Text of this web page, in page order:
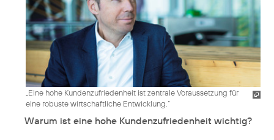
„Eine hohe Kundenzufriedenheit ist zentrale Voraussetzung für
eine robuste wirtschaftliche Entwicklung.“
Warum ist eine hohe Kundenzufriedenheit wichtig?